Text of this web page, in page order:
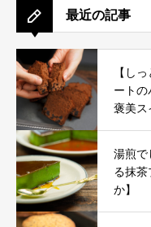
最近の記事
【し
ート
褒美ス
湯煎で
る抹茶
か】